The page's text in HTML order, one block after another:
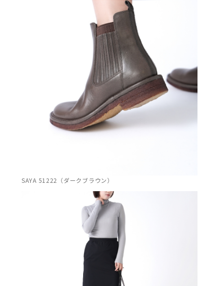
SAYA 51222（ダークブラウン）